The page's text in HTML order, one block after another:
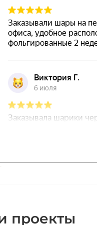
проекты